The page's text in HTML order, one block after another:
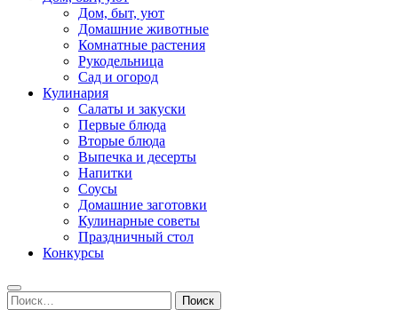
Дом, быт, уют
Домашние животные
Комнатные растения
Рукодельница
Сад и огород
Кулинария
Салаты и закуски
Первые блюда
Вторые блюда
Выпечка и десерты
Напитки
Соусы
Домашние заготовки
Кулинарные советы
Праздничный стол
Конкурсы
Найти: